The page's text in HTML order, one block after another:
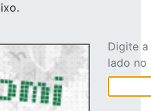
Digite
lado no